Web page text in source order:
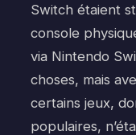
Switch étaient
console
via Nintendo
choses, mais
certains jeux,
populaires,